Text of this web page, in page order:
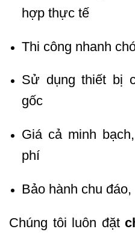
hợp thực tế
Thi công nhanh
Sử dụng thiết bị
gốc
Giá cả minh
phí
Bảo hành chu
Chúng tôi luôn đặt